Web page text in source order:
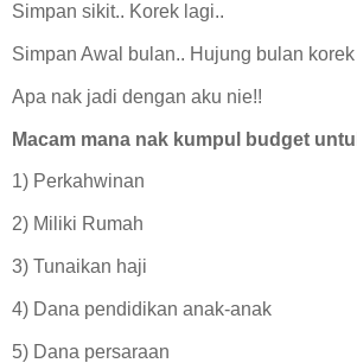
Simpan sikit.. Korek lagi..
Simpan Awal bulan.. Hujung bulan
Apa nak jadi dengan aku nie!!
Macam mana nak kumpul budget
1) Perkahwinan
2) Miliki Rumah
3) Tunaikan haji
4) Dana pendidikan anak-anak
5) Dana persaraan